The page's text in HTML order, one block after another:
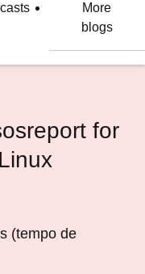
More
blogs
for
(tempo de